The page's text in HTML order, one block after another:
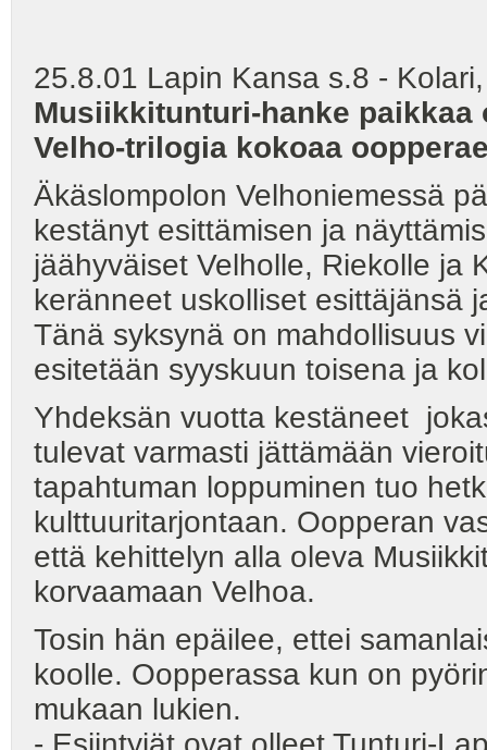
25.8.01 Lapin Kansa s.8 -
Musiikkitunturi-hanke paikkaa
Velho-trilogia kokoaa
Äkäslompolon Velhoniemessä
kestänyt esittämisen ja
jäähyväiset Velholle, Riekolle ja
keränneet uskolliset esittäjänsä
Tänä syksynä on mahdollisuus
esitetään syyskuun toisena
Yhdeksän vuotta kestäneet
tulevat varmasti jättämään
tapahtuman loppuminen tuo
kulttuuritarjontaan. Oopperan
että kehittelyn alla oleva
korvaamaan Velhoa.
Tosin hän epäilee, ettei
koolle. Oopperassa kun on
mukaan lukien.